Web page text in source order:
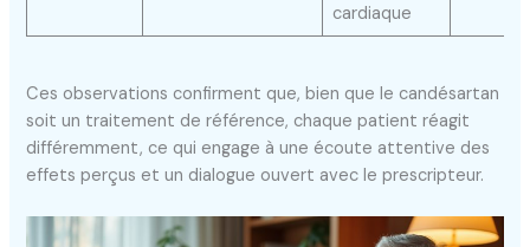
cardiaque
Ces observations confirment que, bien que le candésartan
soit un traitement de référence, chaque patient réagit
différemment, ce qui engage à une écoute attentive des
effets perçus et un dialogue ouvert avec le prescripteur.